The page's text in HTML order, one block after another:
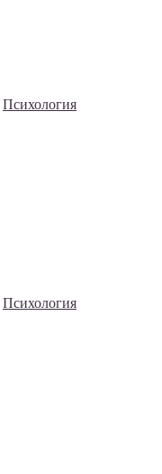
Психология
Психология